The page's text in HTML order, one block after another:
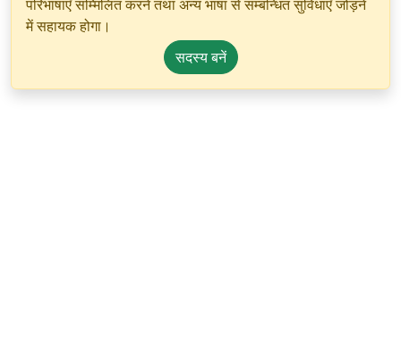
परिभाषाएँ सम्मिलित करने तथा अन्य भाषा से सम्बन्धित सुविधाएँ जोड़ने
में सहायक होगा।
सदस्य बनें